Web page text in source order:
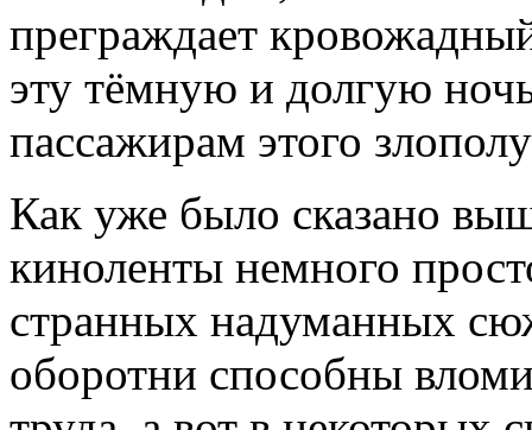
преграждает
эту тёмную и долгую
пассажирам этого
Как уже было сказано
киноленты немного
странных надуманных
оборотни способны